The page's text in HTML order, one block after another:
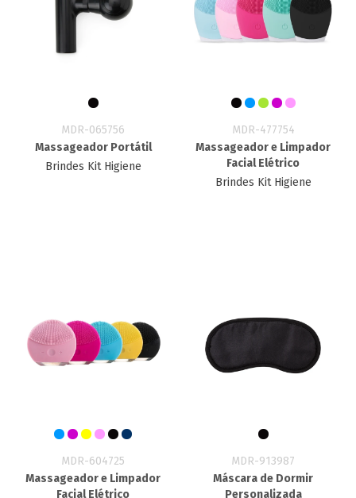
MDR-065756
Massageador Portátil
Brindes Kit Higiene
MDR-477754
Massageador e Limpador
Facial Elétrico
Brindes Kit Higiene
MDR-604725
Massageador e Limpador
Facial Elétrico
MDR-913987
Máscara de Dormir
Personalizada